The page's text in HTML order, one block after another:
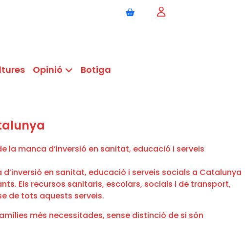
Opinió Botiga
en sanitat, educació i serveis socials a Catalunya
Els recursos sanitaris, escolars, socials i de transport,
de tots aquests serveis.
més necessitades, sense distinció de si són